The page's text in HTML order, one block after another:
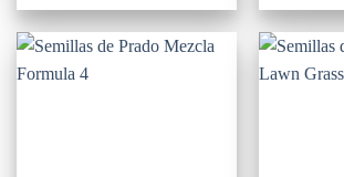
precios:
$8.800
hasta